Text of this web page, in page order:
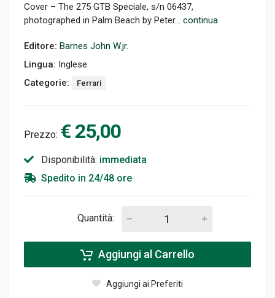
Cover – The 275 GTB Speciale, s/n 06437,
photographed in Palm Beach by Peter... continua
Editore: Barnes John W.jr.
Lingua: Inglese
Categorie:
Ferrari
Prezzo: € 25,00
Disponibilità: immediata
Spedito in 24/48 ore
Quantità:
Aggiungi al Carrello
Aggiungi ai Preferiti